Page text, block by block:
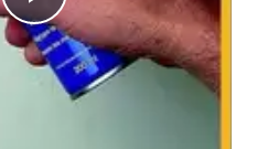
Play
Video